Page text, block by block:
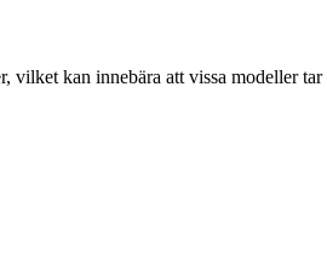
kan innebära att vissa modeller